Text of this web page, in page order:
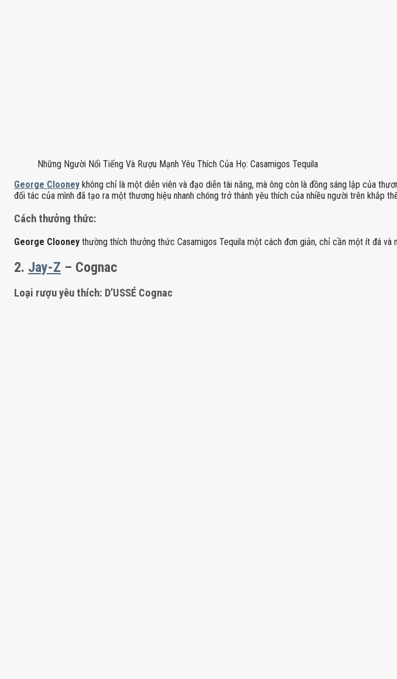
Những Người Nổi Tiếng Và Rượu Mạnh Yêu Thích Của Họ: Casamigos Tequila
George Clooney không chỉ là một diễn viên và đạo diễn tài năng, mà ông còn là đồng sáng lập của
đối tác của mình đã tạo ra một thương hiệu nhanh chóng trở thành yêu thích của nhiều người trên khắp
Cách thưởng thức:
George Clooney thường thích thưởng thức Casamigos Tequila một cách đơn giản, chỉ cần một ít đá và
2. Jay-Z – Cognac
Loại rượu yêu thích: D’USSÉ Cognac